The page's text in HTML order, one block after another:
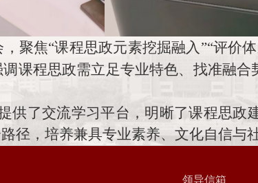
聚焦“课程思政元素挖掘融入”“评价
调课程思政需立足专业特色、找准融合
供了交流学习平台，明晰了课程思政
径，培养兼具专业素养、文化自信与
领导信箱